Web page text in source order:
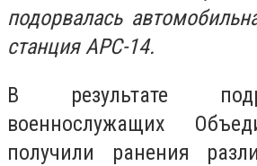
подорвалась
станция АРС-14.
В результате
военнослужащих
получили ранения